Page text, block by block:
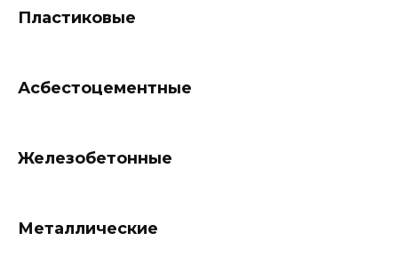
Пластиковые
Асбестоцементные
Железобетонные
Металлические